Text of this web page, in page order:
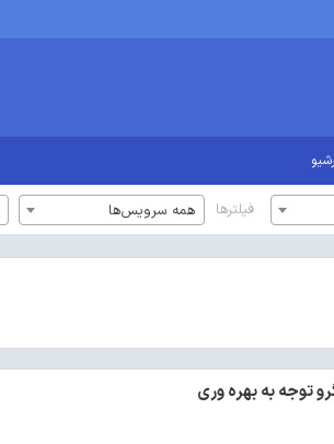
فیلترها همه سرویس‌ها
توجه به بهره وری